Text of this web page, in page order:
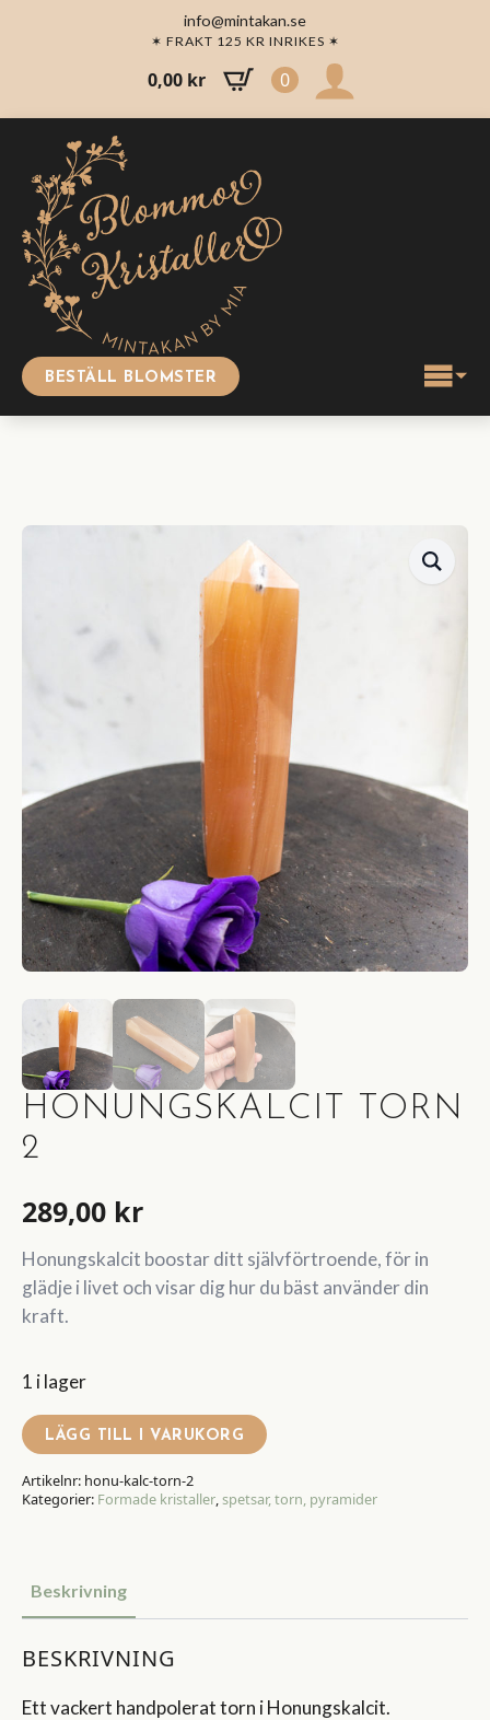
info@mintakan.se
✶ FRAKT 125 KR INRIKES ✶
0,00 kr 0
BESTÄLL BLOMSTER
HONUNGSKALCIT TORN
2
289,00 kr
Honungskalcit boostar ditt självförtroende, för in
glädje i livet och visar dig hur du bäst använder din
kraft.
1 i lager
LÄGG TILL I VARUKORG
Artikelnr: honu-kalc-torn-2
Kategorier: Formade kristaller,spetsar, torn, pyramider
Beskrivning
BESKRIVNING
Ett vackert handpolerat torn i Honungskalcit.